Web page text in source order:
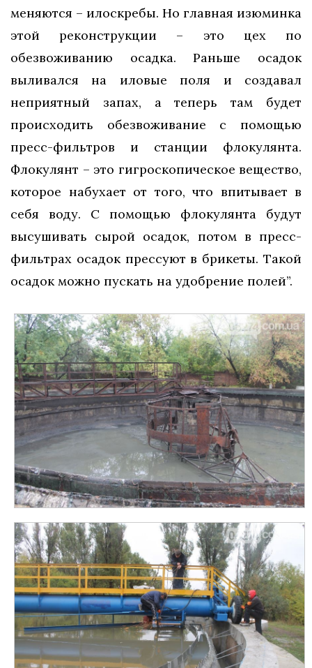
меняются – илоскребы. Но главная изюминка
этой реконструкции – это цех по
обезвоживанию осадка. Раньше осадок
выливался на иловые поля и создавал
неприятный запах, а теперь там будет
происходить обезвоживание с помощью
пресс-фильтров и станции флокулянта.
Флокулянт – это гигроскопическое вещество,
которое набухает от того, что впитывает в
себя воду. С помощью флокулянта будут
высушивать сырой осадок, потом в пресс-
фильтрах осадок прессуют в брикеты. Такой
осадок можно пускать на удобрение полей”.